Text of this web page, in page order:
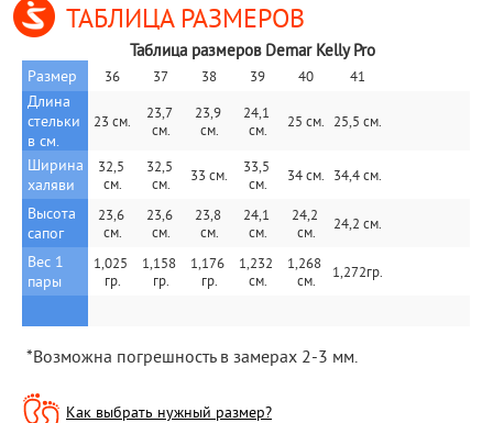
ТАБЛИЦА РАЗМЕРОВ
Таблица размеров Demar Kelly Pro
Размер 36 37 38 39 40 41
Длина
стельки
в см.
23 см.
23,7
см.
23,9
см.
24,1
см.
25 см. 25,5 см.
Ширина
халяви
32,5
см.
32,5
см.
33 см.
33,5
cм.
34 см. 34,4 см.
Высота
сапог
23,6
см.
23,6
см.
23,8
см.
24,1
cм.
24,2
см.
24,2 см.
Вес 1
пары
1,025
гр.
1,158
гр.
1,176
гр.
1,232
см.
1,268
см.
1,272гр.
*Возможна погрешность в замерах 2-3 мм.
Как выбрать нужный размер?